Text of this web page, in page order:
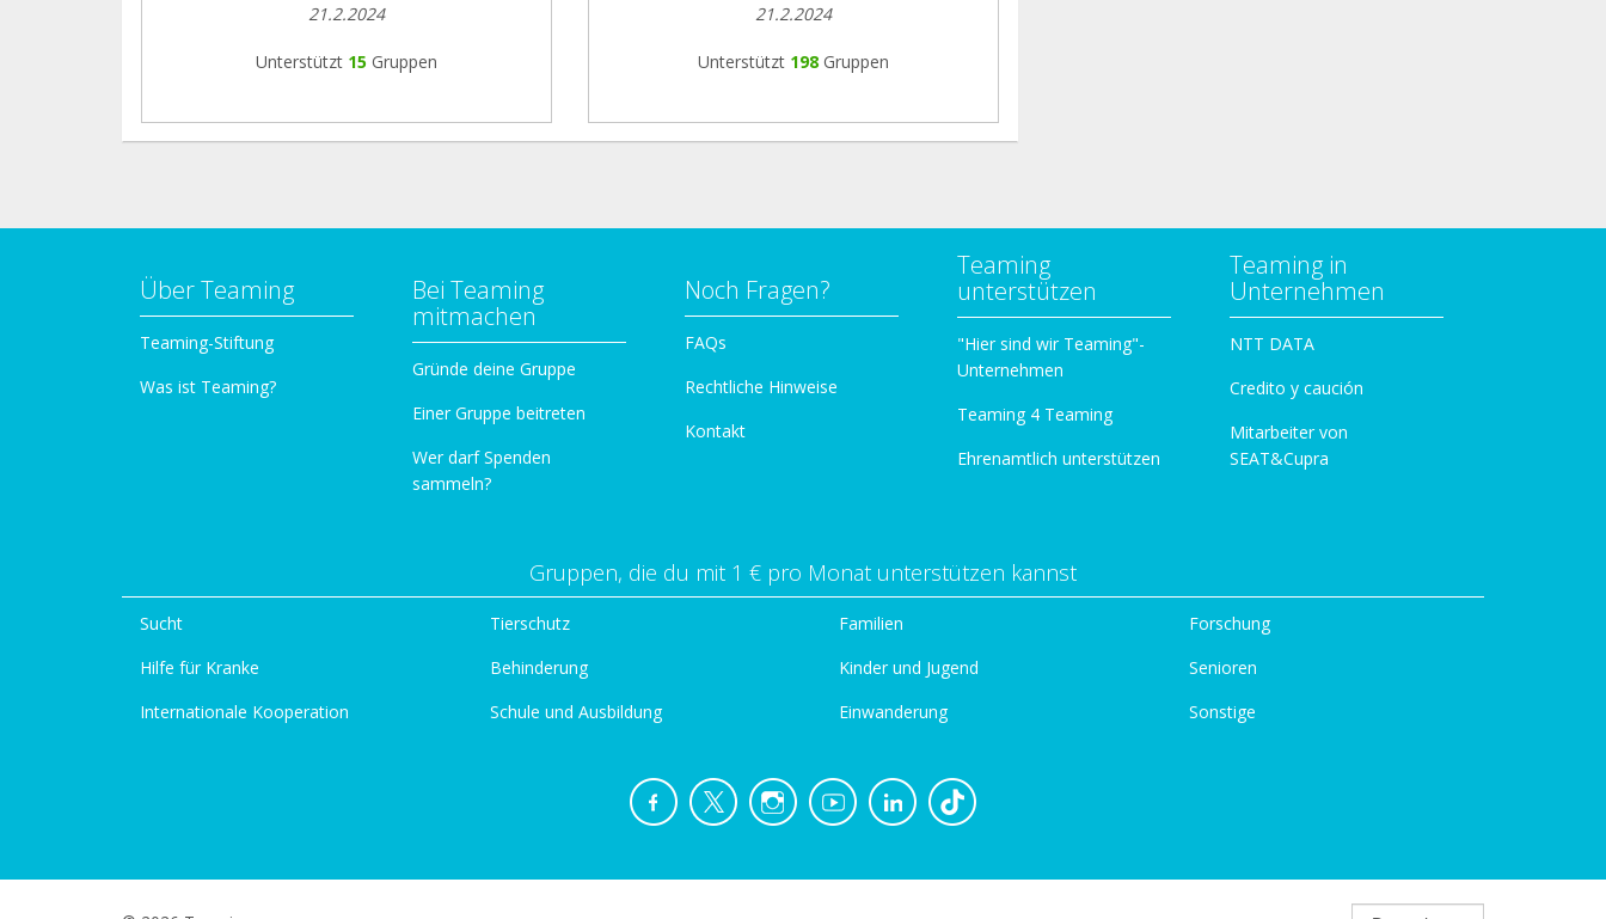
21.2.2024
Unterstützt 15 Gruppen
21.2.2024
Unterstützt 198 Gruppen
Über Teaming
Teaming-Stiftung
Was ist Teaming?
Bei Teaming
mitmachen
Gründe deine Gruppe
Einer Gruppe beitreten
Wer darf Spenden
sammeln?
Noch Fragen?
FAQs
Rechtliche Hinweise
Kontakt
Teaming
unterstützen
"Hier sind wir Teaming"-
Unternehmen
Teaming 4 Teaming
Ehrenamtlich unterstützen
Teaming in
Unternehmen
NTT DATA
Credito y caución
Mitarbeiter von
SEAT&Cupra
Gruppen, die du mit 1 € pro Monat unterstützen kannst
Sucht
Hilfe für Kranke
Internationale Kooperation
Tierschutz
Behinderung
Schule und Ausbildung
Familien
Kinder und Jugend
Einwanderung
Forschung
Senioren
Sonstige